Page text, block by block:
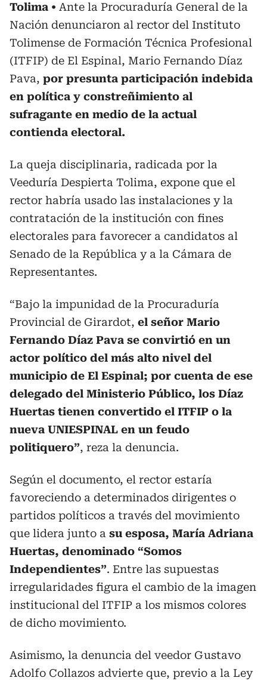
Tolima
Ante la Procuraduría General de la
Nación denunciaron al rector del Instituto
Tolimense de Formación Técnica Profesional
(ITFIP) de El Espinal, Mario Fernando Díaz
Pava, por presunta participación indebida
en política y constreñimiento al
sufragante en medio de la actual
contienda electoral.
La queja disciplinaria, radicada por la
Veeduría Despierta Tolima, expone que el
rector habría usado las instalaciones y la
contratación de la institución con fines
electorales para favorecer a candidatos al
Senado de la República y a la Cámara de
Representantes.
“Bajo la impunidad de la Procuraduría
Provincial de Girardot, el señor Mario
Fernando Díaz Pava se convirtió en un
actor político del más alto nivel del
municipio de El Espinal; por cuenta de ese
delegado del Ministerio Público, los Díaz
Huertas tienen convertido el ITFIP o la
nueva UNIESPINAL en un feudo
politiquero”, reza la denuncia.
Según el documento, el rector estaría
favoreciendo a determinados dirigentes o
partidos políticos a través del movimiento
que lidera junto a su esposa, María Adriana
Huertas, denominado “Somos
Independientes”. Entre las supuestas
irregularidades figura el cambio de la imagen
institucional del ITFIP a los mismos colores
de dicho movimiento.
Asimismo, la denuncia del veedor Gustavo
Adolfo Collazos advierte que, previo a la Ley